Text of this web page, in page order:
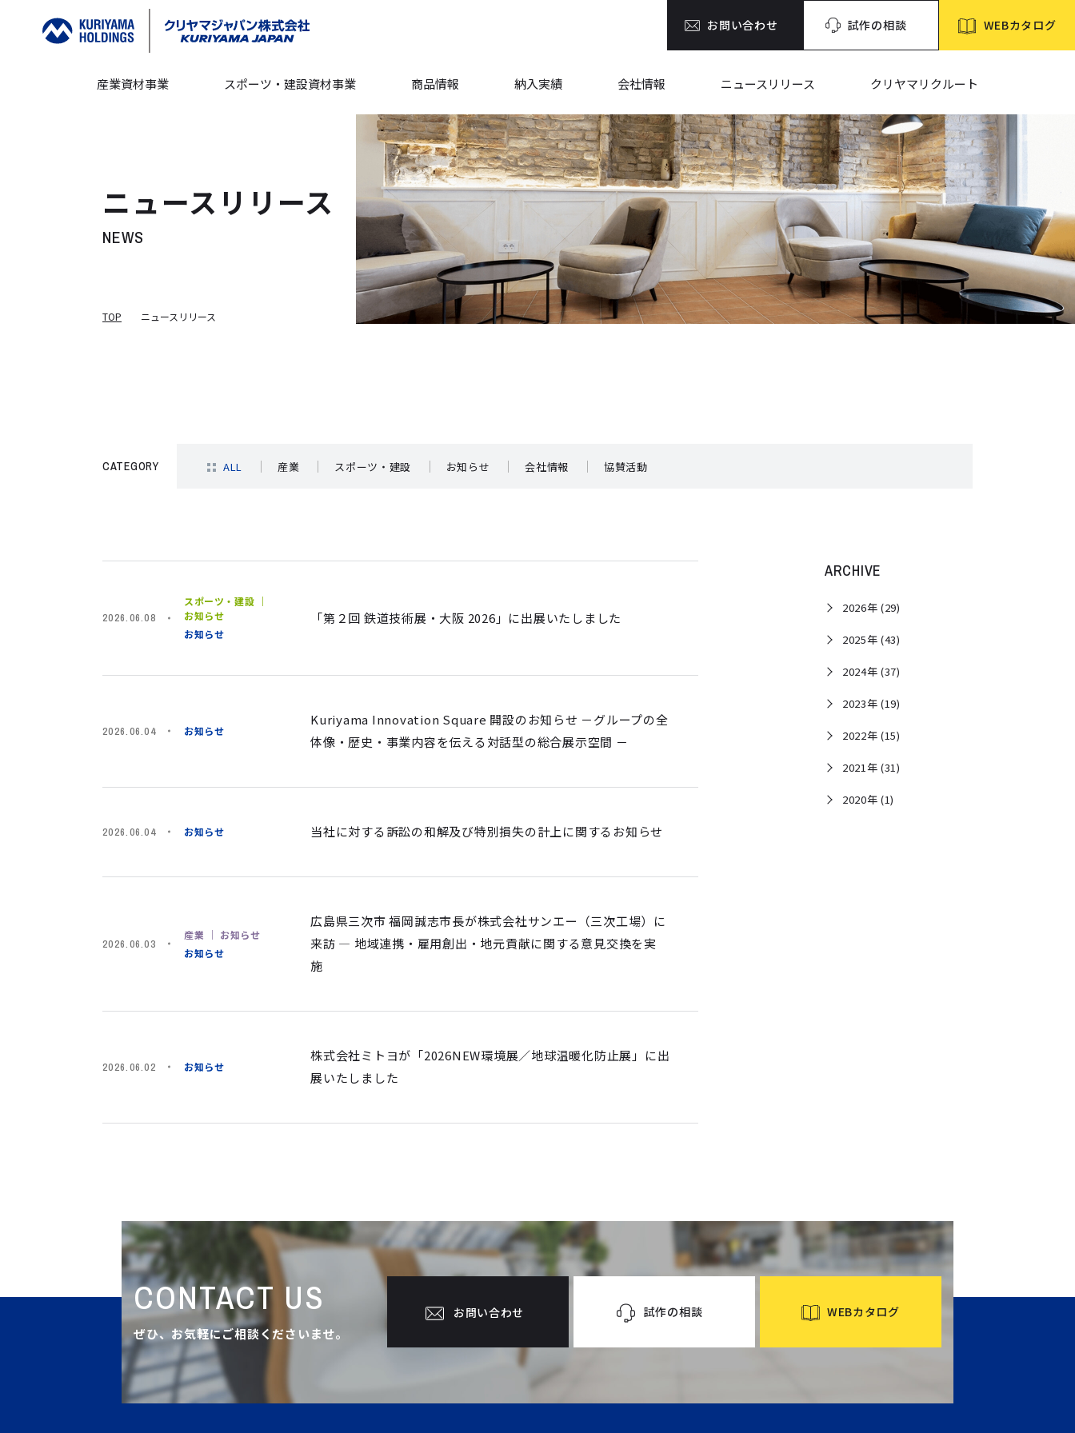
お問い合わせ 試作の相談 WEBカタログ
産業資材事業 スポーツ・建設資材事業 商品情報 納入実績 会社情報 ニュースリリース クリヤマリクルート
ニュースリリース
NEWS
TOP ニュースリリース
CATEGORY ALL 産業 スポーツ・建設 お知らせ 会社情報 協賛活動
2026.06.08
スポーツ・建設 ｜
お知らせ
お知らせ
「第２回 鉄道技術展・大阪 2026」に出展いたしました
2026.06.04 お知らせ
Kuriyama Innovation Square 開設のお知らせ －グループの全
体像・歴史・事業内容を伝える対話型の総合展示空間 －
2026.06.04 お知らせ 当社に対する訴訟の和解及び特別損失の計上に関するお知らせ
2026.06.03
産業 ｜ お知らせ
お知らせ
広島県三次市 福岡誠志市長が株式会社サンエー（三次工場）に
来訪 ― 地域連携・雇用創出・地元貢献に関する意見交換を実
施
2026.06.02 お知らせ
株式会社ミトヨが「2026NEW環境展／地球温暖化防止展」に出
展いたしました
ARCHIVE
2026年 (29)
2025年 (43)
2024年 (37)
2023年 (19)
2022年 (15)
2021年 (31)
2020年 (1)
CONTACT US
ぜひ、お気軽にご相談くださいませ。
お問い合わせ 試作の相談 WEBカタログ